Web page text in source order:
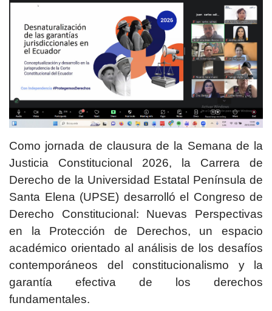
Como jornada de clausura de la Semana de la
Justicia Constitucional 2026, la Carrera de
Derecho de la Universidad Estatal Península de
Santa Elena (UPSE) desarrolló el Congreso de
Derecho Constitucional: Nuevas Perspectivas
en la Protección de Derechos, un espacio
académico orientado al análisis de los desafíos
contemporáneos del constitucionalismo y la
garantía efectiva de los derechos
fundamentales.